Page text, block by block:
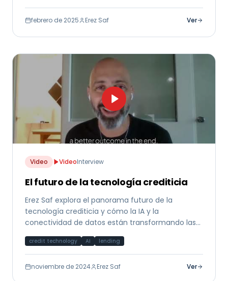
febrero de 2025 Erez Saf Ver
Video VideoInterview
El futuro de la tecnología crediticia
Erez Saf explora el panorama futuro de la
tecnología crediticia y cómo la IA y la
conectividad de datos están transformando las
credit technology AI lending
noviembre de 2024 Erez Saf Ver